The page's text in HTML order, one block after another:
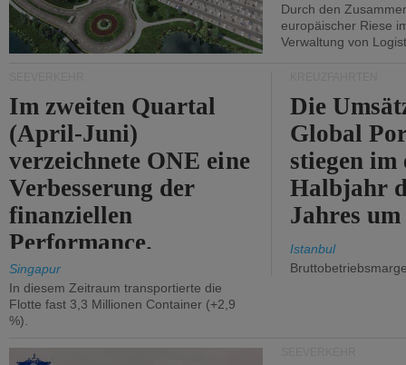
Durch den
europäischer Riese
Verwaltung von
Im zweiten Quartal
(April-Juni)
verzeichnete ONE eine
Verbesserung der
finanziellen
Performance.
Singapur
In diesem Zeitraum transportierte die
Flotte fast 3,3 Millionen Container (+2,9
%).
Die
Global
stiegen im
Halbjahr
Jahres
Istanbul